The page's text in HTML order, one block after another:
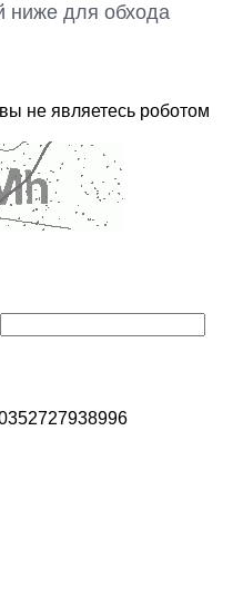
ниже для обхода
не являетесь роботом